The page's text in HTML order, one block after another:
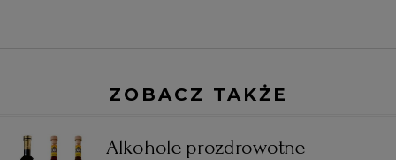
ZOBACZ TAKŻE
Alkohole prozdrowotne